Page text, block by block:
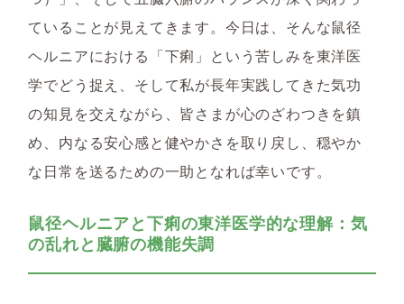
ていることが見えてきます。今日は、そんな鼠径
ヘルニアにおける「下痢」という苦しみを東洋医
学でどう捉え、そして私が長年実践してきた気功
の知見を交えながら、皆さまが心のざわつきを鎮
め、内なる安心感と健やかさを取り戻し、穏やか
な日常を送るための一助となれば幸いです。
鼠径ヘルニアと下痢の東洋医学的な理解：気
の乱れと臓腑の機能失調